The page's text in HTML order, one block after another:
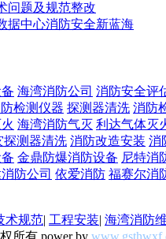
问题及规范整改
据中心消防安全新蓝海
海湾消防公司 消防安全评
检测仪器 探测器清洗 消防
海湾消防气灭 利达气体灭
探测器清洗 消防改造安装 消
金鼎防爆消防设备 尼特消
防公司 依爱消防 福赛尔消
术规范| 工程安装| 海湾消防
所有 power by